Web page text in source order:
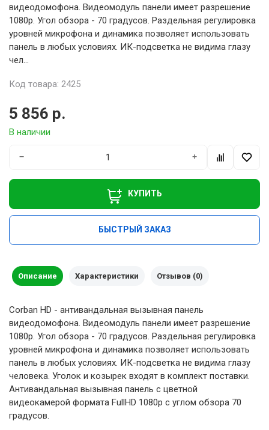
видеодомофона. Видеомодуль панели имеет разрешение
1080p. Угол обзора - 70 градусов. Раздельная регулировка
уровней микрофона и динамика позволяет использовать
панель в любых условиях. ИК-подсветка не видима глазу
чел...
Код товара: 2425
5 856 р.
В наличии
− +
КУПИТЬ
БЫСТРЫЙ ЗАКАЗ
Описание Характеристики Отзывов (0)
Corban HD - антивандальная вызывная панель
видеодомофона. Видеомодуль панели имеет разрешение
1080p. Угол обзора - 70 градусов. Раздельная регулировка
уровней микрофона и динамика позволяет использовать
панель в любых условиях. ИК-подсветка не видима глазу
человека. Уголок и козырек входят в комплект поставки.
Антивандальная вызывная панель с цветной
видеокамерой формата FullHD 1080p с углом обзора 70
градусов.